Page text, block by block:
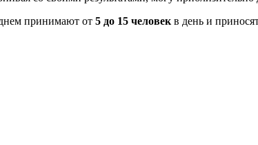
принимают от 5 до 15 человек в день и